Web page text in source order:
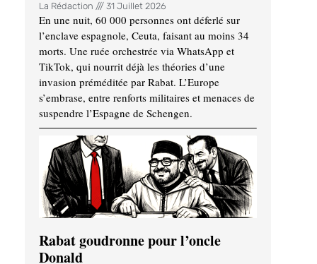
La Rédaction 31 Juillet 2026
En une nuit, 60 000 personnes ont déferlé sur
l’enclave espagnole, Ceuta, faisant au moins 34
morts. Une ruée orchestrée via WhatsApp et
TikTok, qui nourrit déjà les théories d’une
invasion préméditée par Rabat. L’Europe
s’embrase, entre renforts militaires et menaces de
suspendre l’Espagne de Schengen.
Rabat goudronne pour l’oncle
Donald